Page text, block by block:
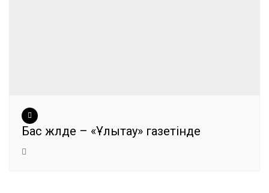
Бас жүлде – «Ұлытау» газетінде